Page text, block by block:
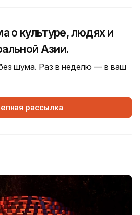
о культуре, людях и
Азии.
шума. Раз в неделю — в ваш
рассылка